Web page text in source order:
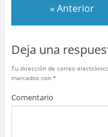
o
k
« Anterior
Deja una
Tu dirección de correo
marcados con *
Comentario